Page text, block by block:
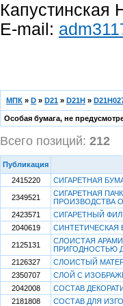
Капустинская
E-mail:
МПК » D » D21 » D21H »
Особая бумага, не
Всего позиций: 212
Публикация
2415220
СИГАРЕТНАЯ
2349521
СИГАРЕТНАЯ
ПРОИЗВОДСТВА
2423571
СИГАРЕТНЫЙ
2040619
СИНТЕТИЧЕСКАЯ
2125131
СЛОИСТАЯ
ПРИГОДНОСТЬЮ
2126327
СЛОИСТЫЙ
2350707
СЛОЙ С
2042008
СОСТАВ
2181808
СОСТАВ ДЛЯ